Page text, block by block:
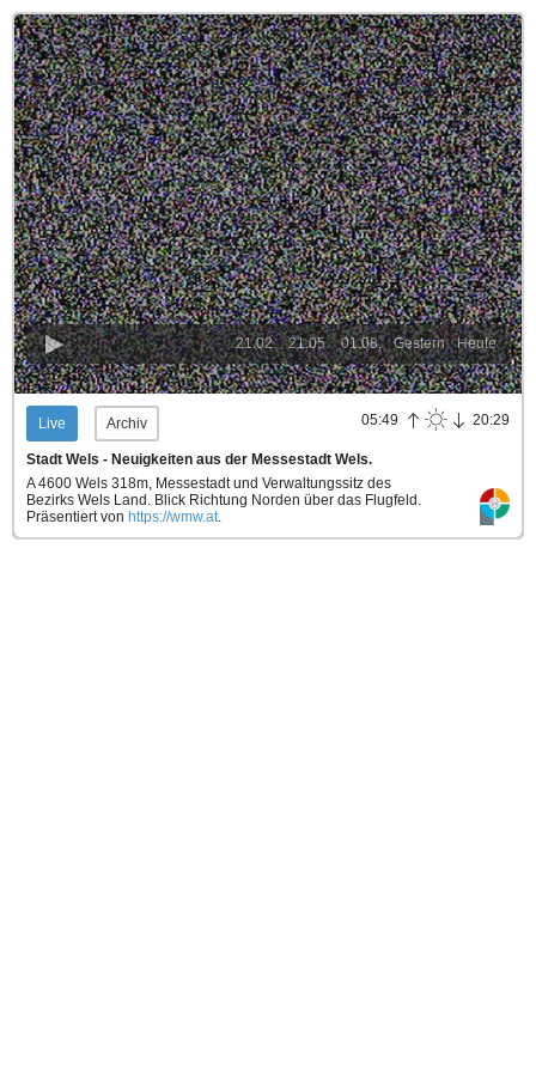
Heute
Gestern
01.08.
21.05.
21.02.
Live Archiv 05:49 20:29
Stadt Wels - Neuigkeiten aus der Messestadt Wels.
A 4600 Wels 318m, Messestadt und Verwaltungssitz des
Bezirks Wels Land. Blick Richtung Norden über das Flugfeld.
Präsentiert von https://wmw.at.